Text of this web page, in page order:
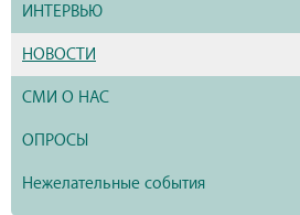
ИНТЕРВЬЮ
НОВОСТИ
СМИ О НАС
ОПРОСЫ
Нежелательные события